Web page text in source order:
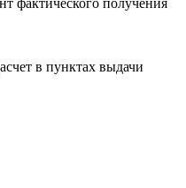
в пунктах выдачи